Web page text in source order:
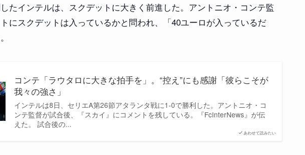
たインテルは、スクデットに大きく前進した。アントニオ・コンテ監
にスクデットは入っているかと問われ、「40ユーロが入っているだ
あわせて読みたい
コンテ「ラウタロに大きな拍手を」。“控え”にも感謝「彼らこそが
我々の強さ」
インテルは8日、セリエA第26節アタランタ戦に1-0で勝利した。アントニオ・コ
ンテ監督が試合後、『スカイ』にコメントを残している。『FcInterNews』が伝
えた。 試合後の...